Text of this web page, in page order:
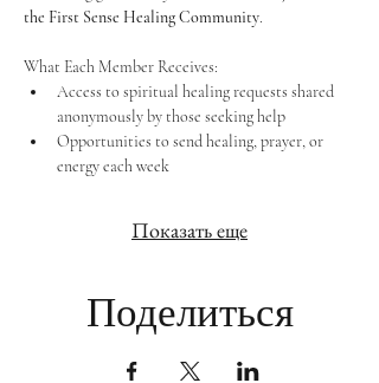
the First Sense Healing Community.
What Each Member Receives:
Access to spiritual healing requests shared
anonymously by those seeking help
Opportunities to send healing, prayer, or
energy each week
Показать еще
Поделиться